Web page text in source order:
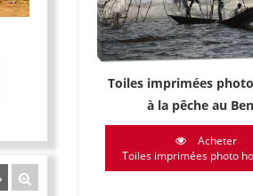
Toiles imprimées
à la pêche au
Acheter
Toiles imprimées photo